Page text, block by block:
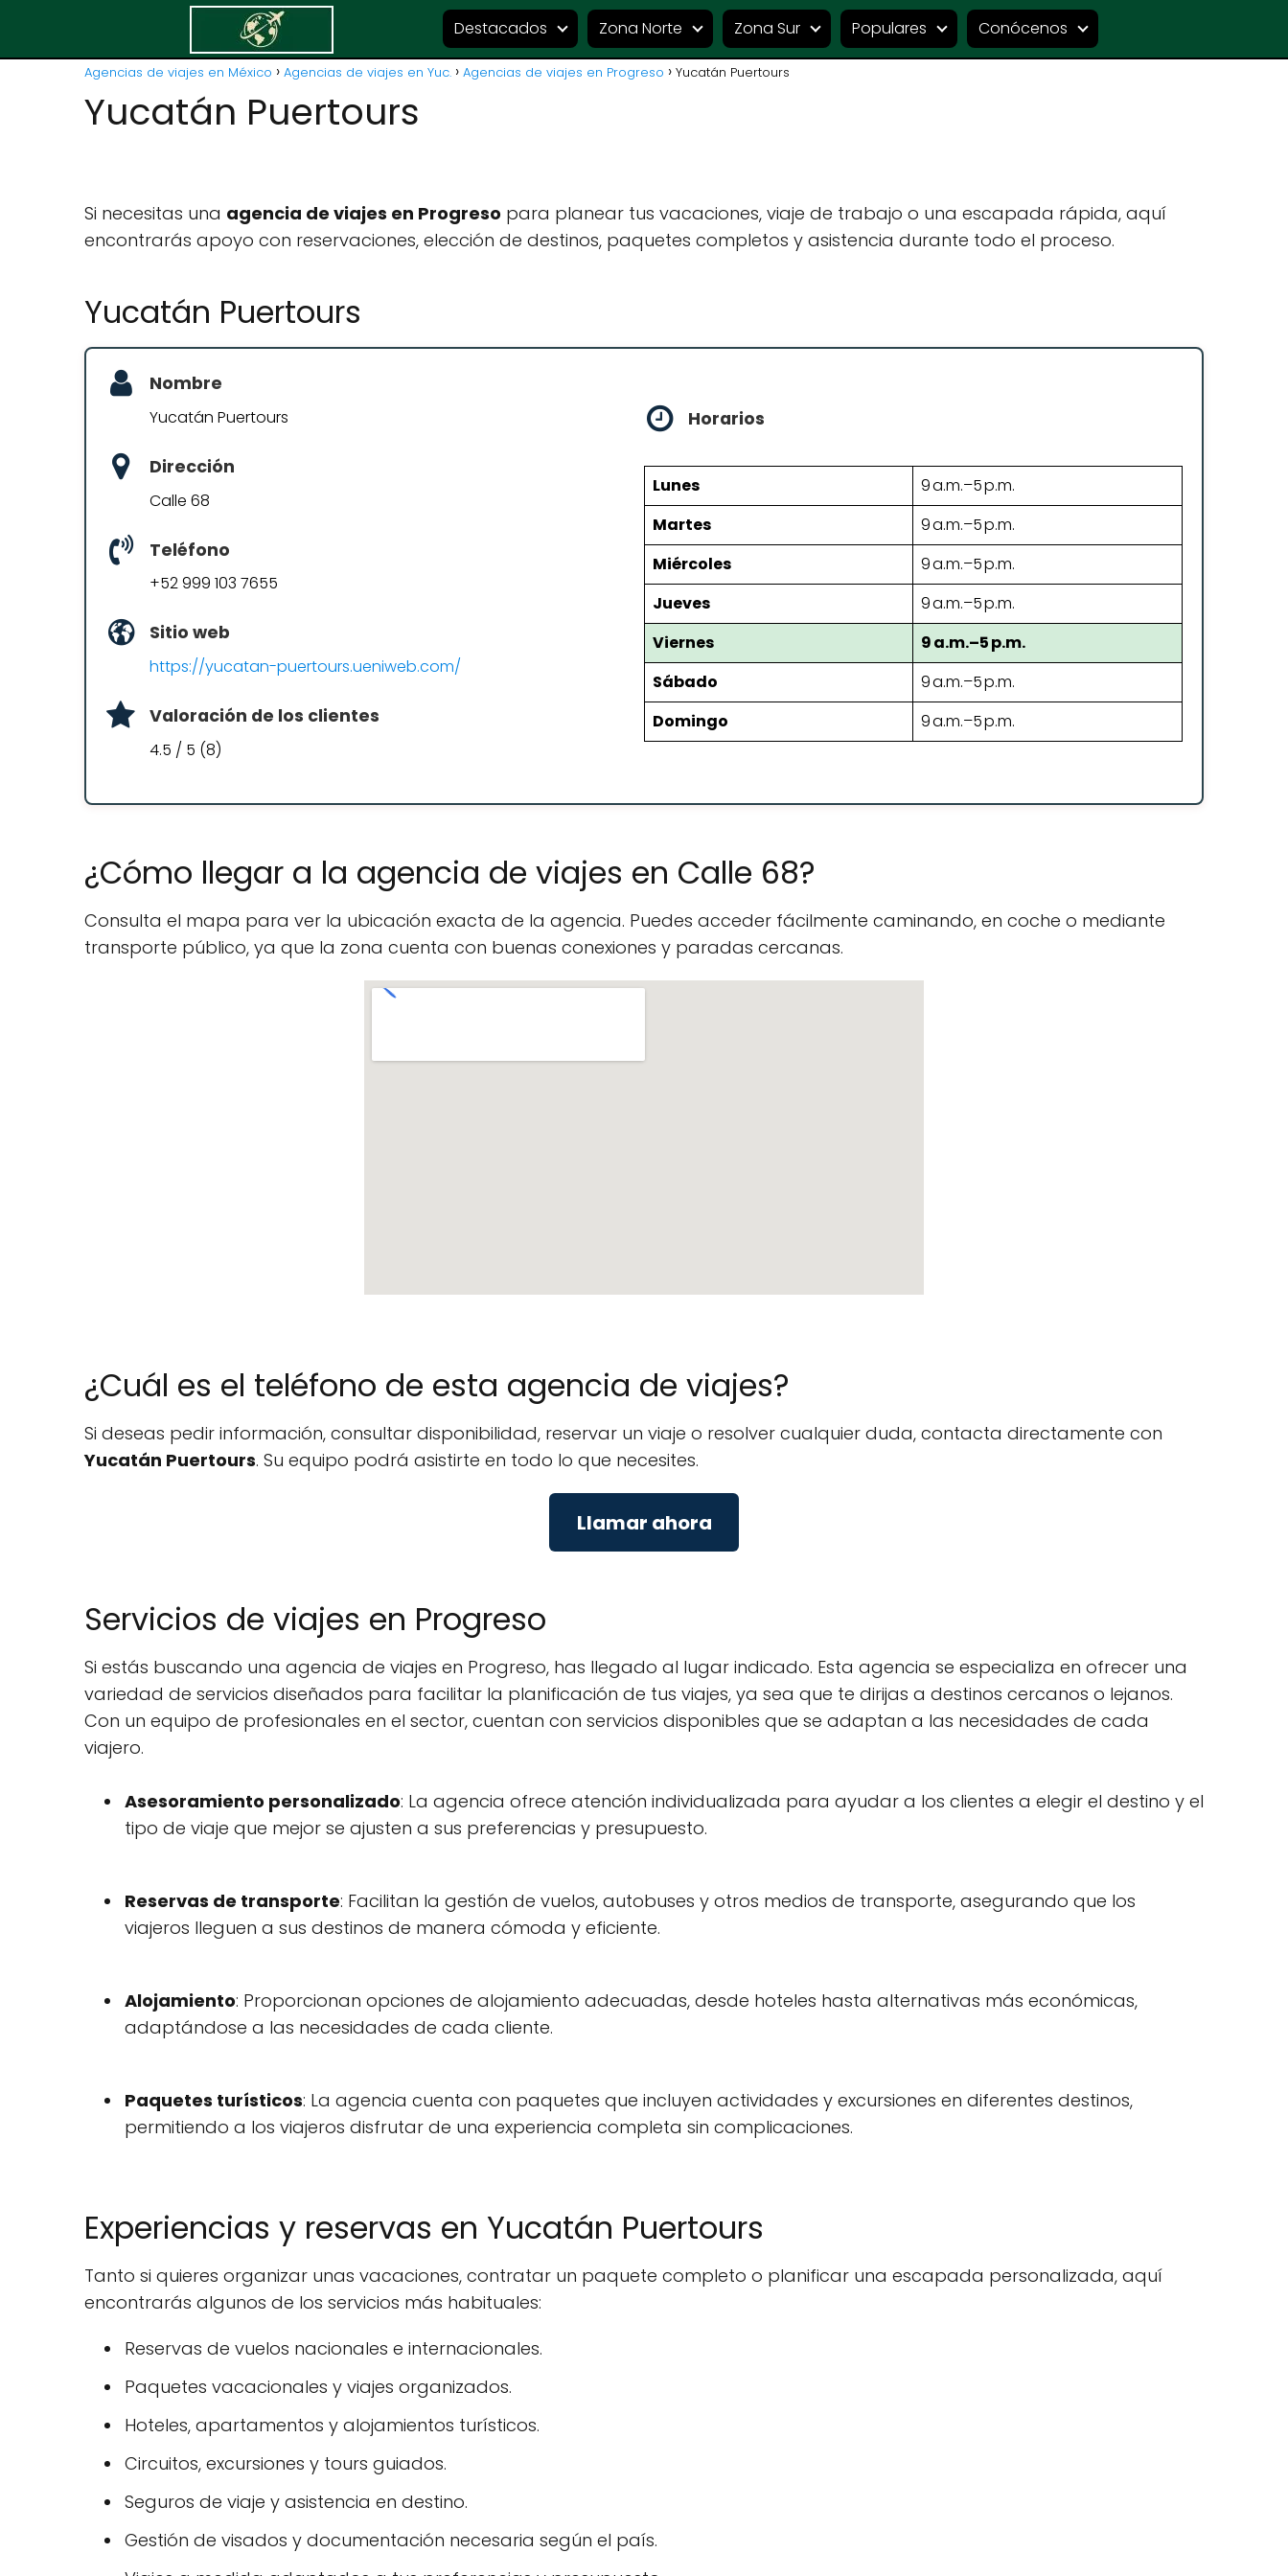
Destacados Zona Norte Zona Sur Populares Conócenos
Agencias de viajes en México Agencias de viajes en Yuc. Agencias de viajes en Progreso Yucatán Puertours
Yucatán Puertours
Si necesitas una agencia de viajes en Progreso para planear tus vacaciones, viaje de trabajo o una escapada rápida, aquí
encontrarás apoyo con reservaciones, elección de destinos, paquetes completos y asistencia durante todo el proceso.
Yucatán Puertours
Nombre
Yucatán Puertours
Dirección
Calle 68
Teléfono
+52 999 103 7655
Sitio web
https://yucatan-puertours.ueniweb.com/
Valoración de los clientes
4.5 / 5 (8)
Horarios
Lunes
9 a.m.–5 p.m.
Martes
9 a.m.–5 p.m.
Miércoles
9 a.m.–5 p.m.
Jueves
9 a.m.–5 p.m.
Viernes
9 a.m.–5 p.m.
Sábado
9 a.m.–5 p.m.
Domingo
9 a.m.–5 p.m.
¿Cómo llegar a la agencia de viajes en Calle 68?
Consulta el mapa para ver la ubicación exacta de la agencia. Puedes acceder fácilmente caminando, en coche o mediante
transporte público, ya que la zona cuenta con buenas conexiones y paradas cercanas.
¿Cuál es el teléfono de esta agencia de viajes?
Si deseas pedir información, consultar disponibilidad, reservar un viaje o resolver cualquier duda, contacta directamente con
Yucatán Puertours. Su equipo podrá asistirte en todo lo que necesites.
Llamar ahora
Servicios de viajes en Progreso
Si estás buscando una agencia de viajes en Progreso, has llegado al lugar indicado. Esta agencia se especializa en ofrecer una
variedad de servicios diseñados para facilitar la planificación de tus viajes, ya sea que te dirijas a destinos cercanos o lejanos.
Con un equipo de profesionales en el sector, cuentan con servicios disponibles que se adaptan a las necesidades de cada
viajero.
Asesoramiento personalizado: La agencia ofrece atención individualizada para ayudar a los clientes a elegir el destino y el
tipo de viaje que mejor se ajusten a sus preferencias y presupuesto.
Reservas de transporte: Facilitan la gestión de vuelos, autobuses y otros medios de transporte, asegurando que los
viajeros lleguen a sus destinos de manera cómoda y eficiente.
Alojamiento: Proporcionan opciones de alojamiento adecuadas, desde hoteles hasta alternativas más económicas,
adaptándose a las necesidades de cada cliente.
Paquetes turísticos: La agencia cuenta con paquetes que incluyen actividades y excursiones en diferentes destinos,
permitiendo a los viajeros disfrutar de una experiencia completa sin complicaciones.
Experiencias y reservas en Yucatán Puertours
Tanto si quieres organizar unas vacaciones, contratar un paquete completo o planificar una escapada personalizada, aquí
encontrarás algunos de los servicios más habituales:
Reservas de vuelos nacionales e internacionales.
Paquetes vacacionales y viajes organizados.
Hoteles, apartamentos y alojamientos turísticos.
Circuitos, excursiones y tours guiados.
Seguros de viaje y asistencia en destino.
Gestión de visados y documentación necesaria según el país.